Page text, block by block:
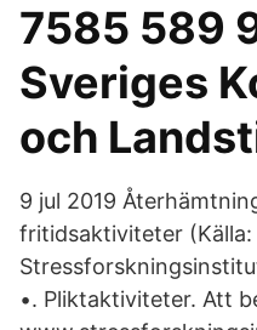
7585 589
Sveriges
och
9 jul 2019
fritidsaktiviteter (Källa:
•. Pliktaktiviteter. Att